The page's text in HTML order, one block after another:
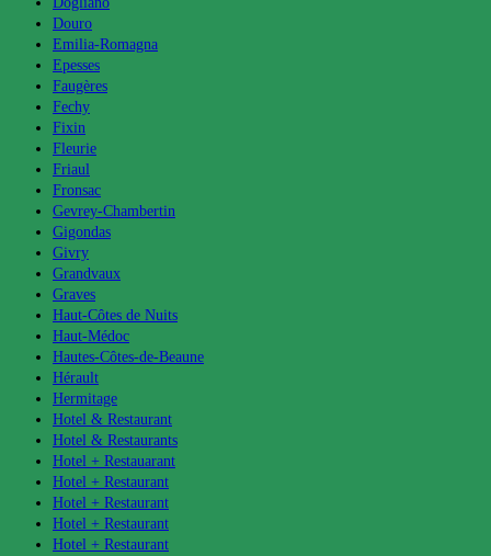
Douro
Emilia-Romagna
Epesses
Faugères
Fechy
Fixin
Fleurie
Friaul
Fronsac
Gevrey-Chambertin
Gigondas
Givry
Grandvaux
Graves
Haut-Côtes de Nuits
Haut-Médoc
Hautes-Côtes-de-Beaune
Hérault
Hermitage
Hotel & Restaurant
Hotel & Restaurants
Hotel + Restauarant
Hotel + Restaurant
Hotel + Restaurant
Hotel + Restaurant
Hotel + Restaurant